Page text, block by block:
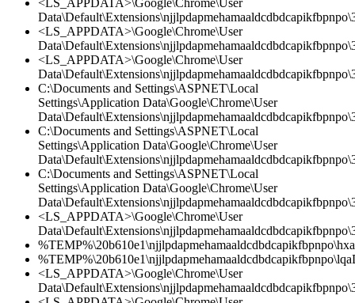
<LS_APPDATA>\Google\Chrome\User
<LS_APPDATA>\Google\Chrome\User
<LS_APPDATA>\Google\Chrome\User
C:\Documents and Settings\ASPNET\Local
Settings\Application Data\Google\Chrome\User
C:\Documents and Settings\ASPNET\Local
Settings\Application Data\Google\Chrome\User
C:\Documents and Settings\ASPNET\Local
Settings\Application Data\Google\Chrome\User
<LS_APPDATA>\Google\Chrome\User
<LS_APPDATA>\Google\Chrome\User